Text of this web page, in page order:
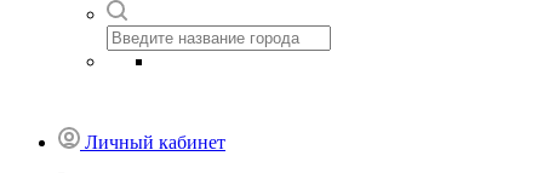
Личный кабинет